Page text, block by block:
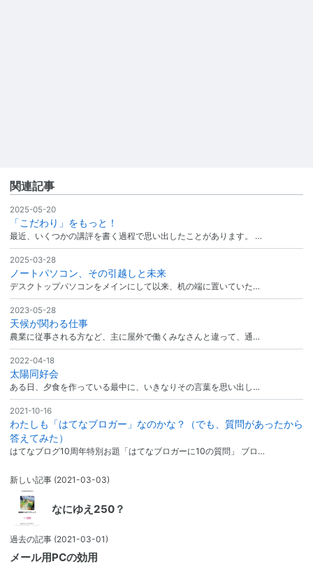
関連記事
2025-05-20
「こだわり」をもっと！
最近、いくつかの講評を書く過程で思い出したことがあります。 …
2025-03-28
ノートパソコン、その引越しと未来
デスクトップパソコンをメインにして以来、机の端に置いていた…
2023-05-28
天候が関わる仕事
農業に従事される方など、主に屋外で働くみなさんと違って、通…
2022-04-18
太陽同好会
ある日、夕食を作っている最中に、いきなりその言葉を思い出し…
2021-10-16
わたしも「はてなブロガー」なのかな？（でも、質問があったから
答えてみた）
はてなブログ10周年特別お題「はてなブロガーに10の質問」 ブロ…
新しい記事 (2021-03-03)
なにゆえ250？
過去の記事 (2021-03-01)
メール用PCの効用